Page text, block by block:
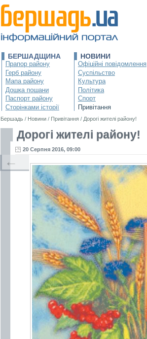
БЕРШАДЩИНА
Прапор району
Герб району
Мапа району
Дошка пошани
Паспорт району
Сторінками історії
НОВИНИ
Офіційні повідомлення
Суспільство
Культура
Політика
Спорт
Привітання
Бершадь / Новини / Привітання / Дорогі жителі району!
Дорогі жителі району!
20 Серпня 2016, 09:00
←